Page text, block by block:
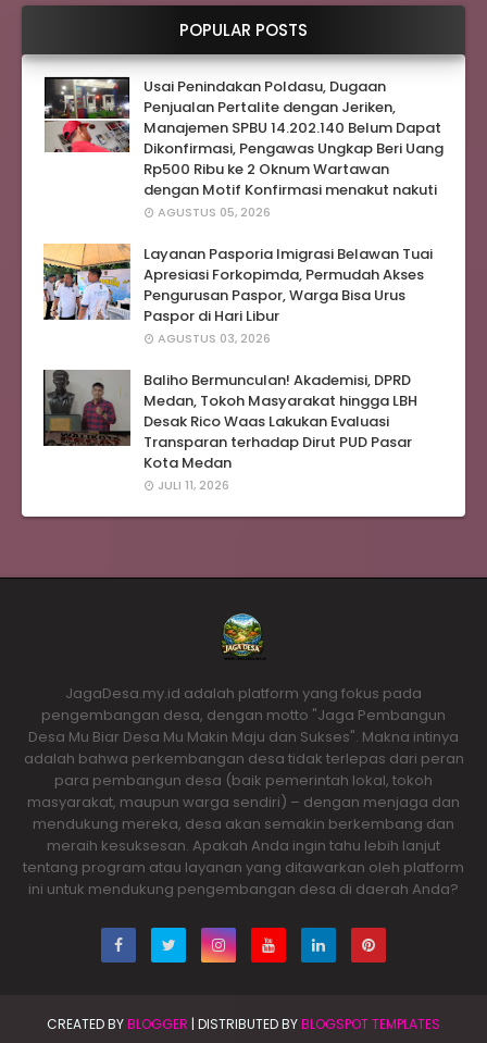
POPULAR POSTS
Usai Penindakan Poldasu, Dugaan
Penjualan Pertalite dengan Jeriken,
Manajemen SPBU 14.202.140 Belum Dapat
Dikonfirmasi, Pengawas Ungkap Beri Uang
Rp500 Ribu ke 2 Oknum Wartawan
dengan Motif Konfirmasi menakut nakuti
AGUSTUS 05, 2026
Layanan Pasporia Imigrasi Belawan Tuai
Apresiasi Forkopimda, Permudah Akses
Pengurusan Paspor, Warga Bisa Urus
Paspor di Hari Libur
AGUSTUS 03, 2026
Baliho Bermunculan! Akademisi, DPRD
Medan, Tokoh Masyarakat hingga LBH
Desak Rico Waas Lakukan Evaluasi
Transparan terhadap Dirut PUD Pasar
Kota Medan
JULI 11, 2026
JagaDesa.my.id adalah platform yang fokus pada
pengembangan desa, dengan motto "Jaga Pembangun
Desa Mu Biar Desa Mu Makin Maju dan Sukses". Makna intinya
adalah bahwa perkembangan desa tidak terlepas dari peran
para pembangun desa (baik pemerintah lokal, tokoh
masyarakat, maupun warga sendiri) – dengan menjaga dan
mendukung mereka, desa akan semakin berkembang dan
meraih kesuksesan. Apakah Anda ingin tahu lebih lanjut
tentang program atau layanan yang ditawarkan oleh platform
ini untuk mendukung pengembangan desa di daerah Anda?
CREATED BYBLOGGER | DISTRIBUTED BYBLOGSPOT TEMPLATES